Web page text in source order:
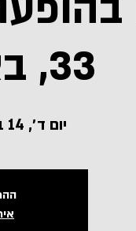
33, באר שבע
יום ד׳, 14 במאי